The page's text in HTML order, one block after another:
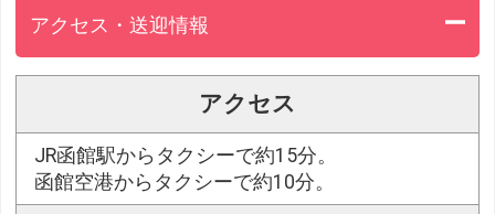
アクセス・送迎情報
アクセス
JR函館駅からタクシーで約15分。
函館空港からタクシーで約10分。